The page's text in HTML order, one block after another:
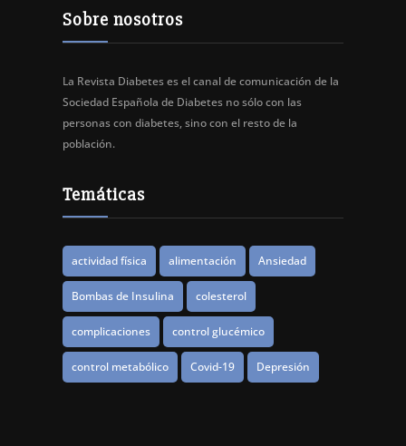
Sobre nosotros
La Revista Diabetes es el canal de comunicación de la
Sociedad Española de Diabetes no sólo con las
personas con diabetes, sino con el resto de la
población.
Temáticas
actividad física alimentación Ansiedad
Bombas de Insulina colesterol
complicaciones control glucémico
control metabólico Covid-19 Depresión